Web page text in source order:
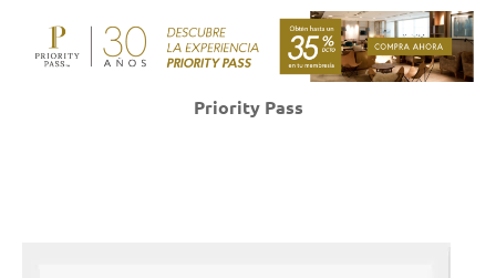
Priority Pass